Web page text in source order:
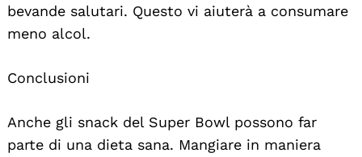
bevande salutari. Questo vi aiuterà a consumare
meno alcol.
Conclusioni
Anche gli snack del Super Bowl possono far
parte di una dieta sana. Mangiare in maniera